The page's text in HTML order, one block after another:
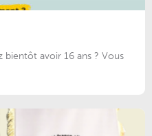
bientôt avoir 16 ans ? Vous